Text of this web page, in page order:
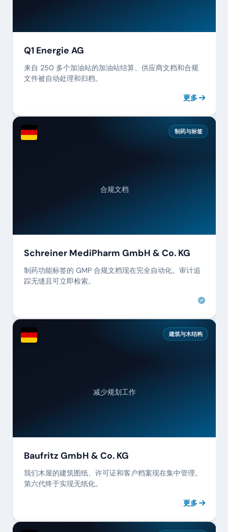
Q1 Energie AG
来自 250 多个加油站的加油站结算、供应商文档和合规
文件被自动处理和归档。
更多
制药与标签
合规文档
Schreiner MediPharm GmbH & Co. KG
制药功能标签的 GMP 合规文档现在完全自动化。审计追
踪无缝且可立即检索。
建筑与木结构
减少规划工作
Baufritz GmbH & Co. KG
我们木屋的建筑图纸、许可证和客户档案现在集中管理。
第六代终于实现无纸化。
更多